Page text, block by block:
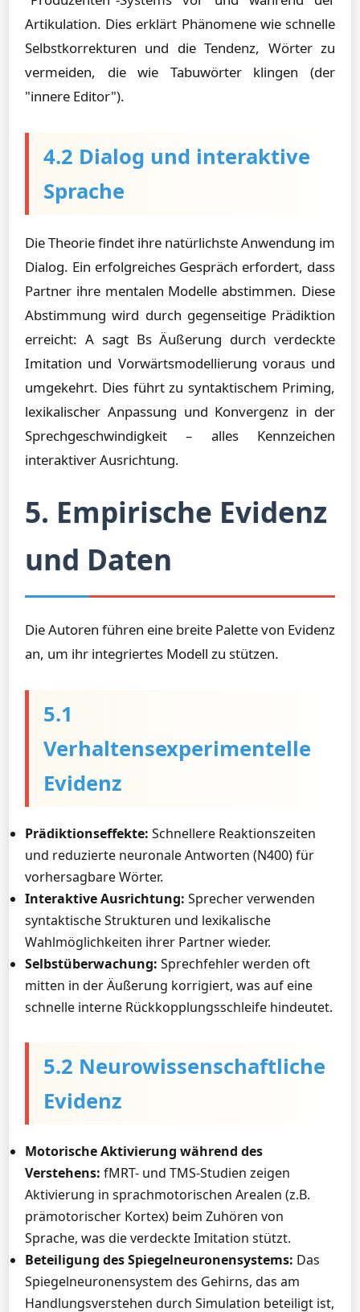
Artikulation. Dies erklärt Phänomene wie schnelle
Selbstkorrekturen und die Tendenz, Wörter zu
vermeiden, die wie Tabuwörter klingen (der
"innere Editor").
4.2 Dialog und interaktive
Sprache
Die Theorie findet ihre natürlichste Anwendung im
Dialog. Ein erfolgreiches Gespräch erfordert, dass
Partner ihre mentalen Modelle abstimmen. Diese
Abstimmung wird durch gegenseitige Prädiktion
erreicht: A sagt Bs Äußerung durch verdeckte
Imitation und Vorwärtsmodellierung voraus und
umgekehrt. Dies führt zu syntaktischem Priming,
lexikalischer Anpassung und Konvergenz in der
Sprechgeschwindigkeit – alles Kennzeichen
interaktiver Ausrichtung.
5. Empirische Evidenz
und Daten
Die Autoren führen eine breite Palette von Evidenz
an, um ihr integriertes Modell zu stützen.
5.1
Verhaltensexperimentelle
Evidenz
Prädiktionseffekte: Schnellere Reaktionszeiten
und reduzierte neuronale Antworten (N400) für
vorhersagbare Wörter.
Interaktive Ausrichtung: Sprecher verwenden
syntaktische Strukturen und lexikalische
Wahlmöglichkeiten ihrer Partner wieder.
Selbstüberwachung: Sprechfehler werden oft
mitten in der Äußerung korrigiert, was auf eine
schnelle interne Rückkopplungsschleife hindeutet.
5.2 Neurowissenschaftliche
Evidenz
Motorische Aktivierung während des
Verstehens: fMRT- und TMS-Studien zeigen
Aktivierung in sprachmotorischen Arealen (z.B.
prämotorischer Kortex) beim Zuhören von
Sprache, was die verdeckte Imitation stützt.
Beteiligung des Spiegelneuronensystems: Das
Spiegelneuronensystem des Gehirns, das am
Handlungsverstehen durch Simulation beteiligt ist,